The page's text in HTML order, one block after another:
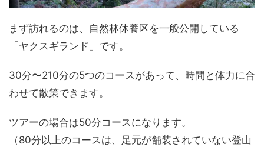
まず訪れるのは、自然林休養区を一般公開している
「ヤクスギランド」です。
30分〜210分の5つのコースがあって、時間と体力に合
わせて散策できます。
ツアーの場合は50分コースになります。
（80分以上のコースは、足元が舗装されていない登山